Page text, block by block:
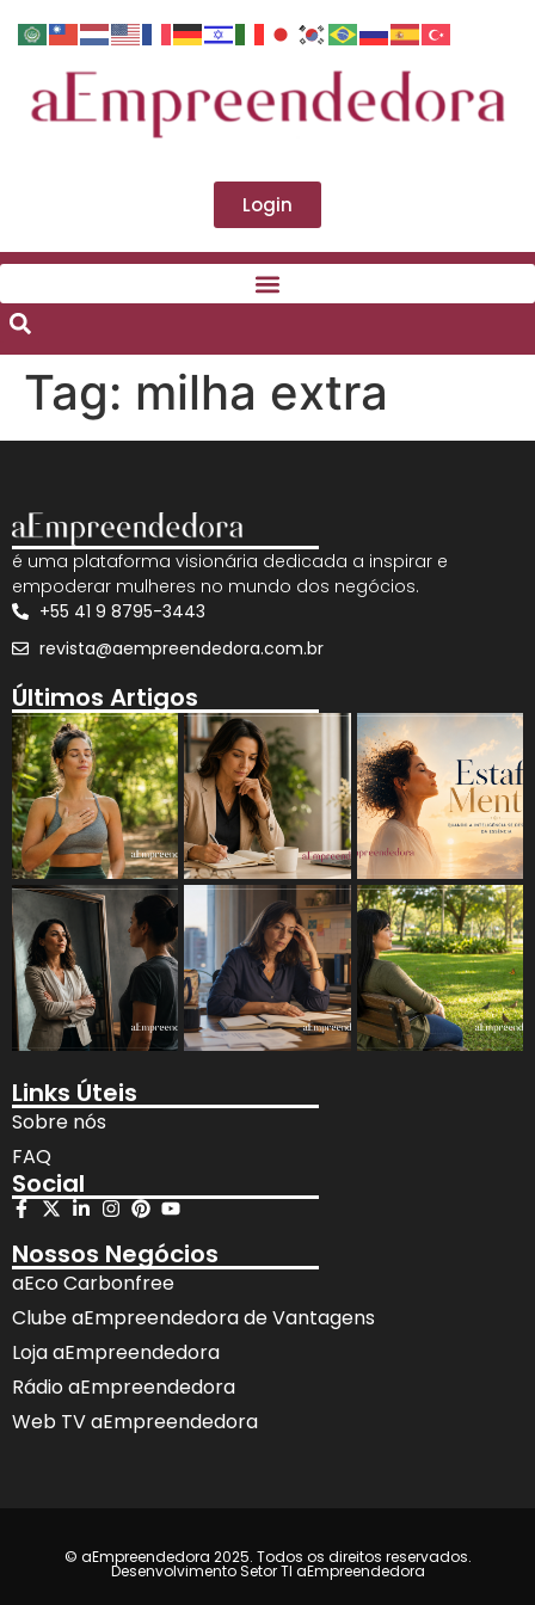
Login
Tag: milha extra
é uma plataforma visionária dedicada a inspirar e
empoderar mulheres no mundo dos negócios.
+55 41 9 8795-3443
revista@aempreendedora.com.br
Últimos Artigos
Links Úteis
Sobre nós
FAQ
Social
Nossos Negócios
aEco Carbonfree
Clube aEmpreendedora de Vantagens
Loja aEmpreendedora
Rádio aEmpreendedora
Web TV aEmpreendedora
© aEmpreendedora 2025. Todos os direitos reservados.
Desenvolvimento Setor TI aEmpreendedora